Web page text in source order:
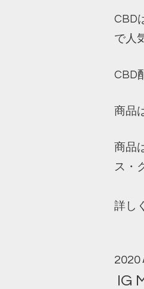
CBD
で人
CBD
商品
商品
ス・
詳し
2020
IG